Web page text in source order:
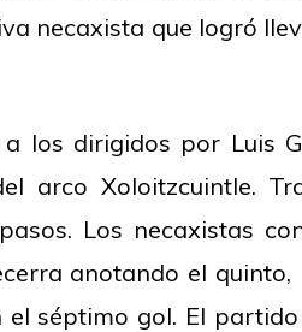
necaxista que logró
los dirigidos por Luis
arco Xoloitzcuintle.
Los necaxistas
anotando el
séptimo gol. El